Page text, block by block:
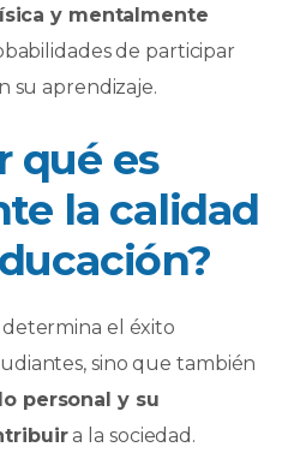
y mentalmente
de participar
su aprendizaje.
qué es
la calidad
el éxito
sino que también
personal y su
a la sociedad.